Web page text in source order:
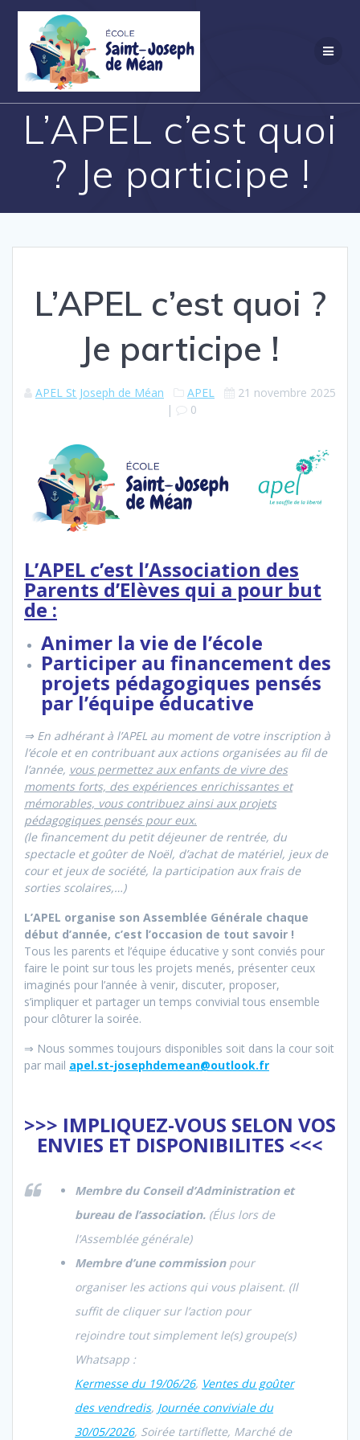
Skip
content
L’APEL c’est quoi
? Je participe !
L’APEL c’est quoi ?
Je participe !
APEL St Joseph de Méan APEL
21 novembre 2025
|
0
L’APEL c’est l’Association des
Parents d’Elèves qui a pour but
de :
Animer la vie de l’école
Participer au financement des
projets pédagogiques pensés
par l’équipe éducative
⇒ En adhérant à l’APEL au moment de votre inscription à
l’école et en contribuant aux actions organisées au fil de
l’année, vous permettez aux enfants de vivre des
moments forts, des expériences enrichissantes et
mémorables, vous contribuez ainsi aux projets
pédagogiques pensés pour eux.
(le financement du petit déjeuner de rentrée, du
spectacle et goûter de Noël, d’achat de matériel, jeux de
cour et jeux de société, la participation aux frais de
sorties scolaires,…)
L’APEL organise son Assemblée Générale chaque
début d’année, c’est l’occasion de tout savoir !
Tous les parents et l’équipe éducative y sont conviés pour
faire le point sur tous les projets menés, présenter ceux
imaginés pour l’année à venir, discuter, proposer,
s’impliquer et partager un temps convivial tous ensemble
pour clôturer la soirée.
⇒ Nous sommes toujours disponibles soit dans la cour soit
par mail apel.st-josephdemean@outlook.fr
>>> IMPLIQUEZ-VOUS SELON VOS
ENVIES ET DISPONIBILITES <<<
Membre du Conseil d’Administration et
bureau de l’association. (Élus lors de
l’Assemblée générale)
Membre d’une commissionpour
organiser les actions qui vous plaisent. (Il
suffit de cliquer sur l’action pour
rejoindre tout simplement le(s) groupe(s)
Whatsapp :
Kermesse du 19/06/26, Ventes du goûter
des vendredis, Journée conviviale du
30/05/2026, Soirée tartiflette, Marché de